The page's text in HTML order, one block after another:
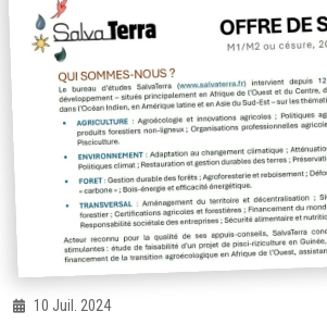
10 Juil. 2024